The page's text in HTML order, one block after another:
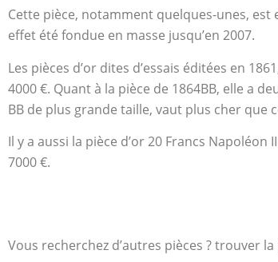
Cette pièce, notamment quelques-unes,
effet été fondue en masse jusqu’en 2007.
Les pièces d’or dites d’essais éditées en
4000 €. Quant à la pièce de 1864BB, elle a
BB de plus grande taille, vaut plus cher que
Il y a aussi la pièce d’or 20 Francs
7000 €.
Vous recherchez d’autres pièces ? trouver